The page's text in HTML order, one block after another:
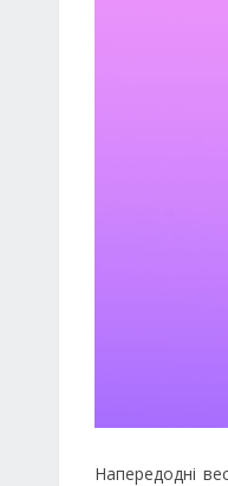
Напередодні